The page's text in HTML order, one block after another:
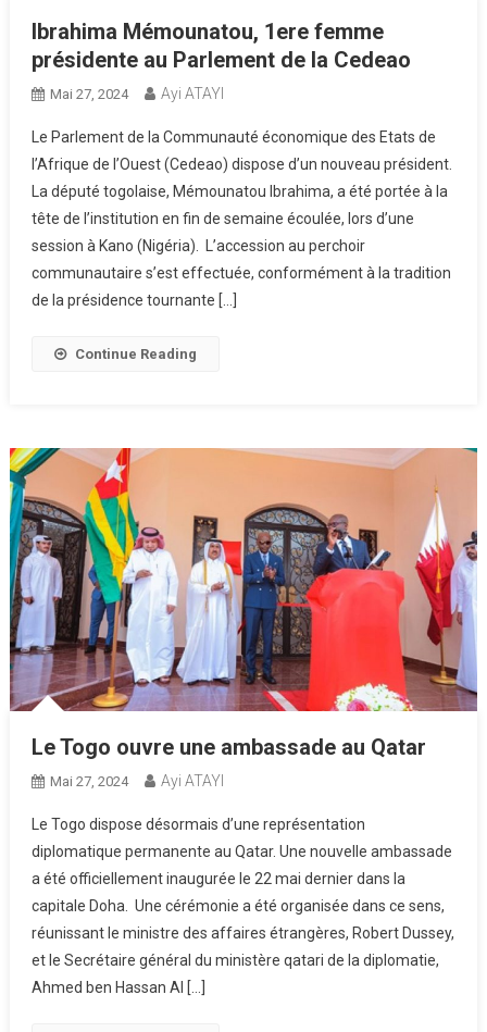
Ibrahima Mémounatou, 1ere femme
présidente au Parlement de la Cedeao
Mai 27, 2024 Ayi ATAYI
Le Parlement de la Communauté économique des Etats de
l’Afrique de l’Ouest (Cedeao) dispose d’un nouveau président.
La député togolaise, Mémounatou Ibrahima, a été portée à la
tête de l’institution en fin de semaine écoulée, lors d’une
session à Kano (Nigéria). L’accession au perchoir
communautaire s’est effectuée, conformément à la tradition
de la présidence tournante […]
Continue Reading
Le Togo ouvre une ambassade au Qatar
Mai 27, 2024 Ayi ATAYI
Le Togo dispose désormais d’une représentation
diplomatique permanente au Qatar. Une nouvelle ambassade
a été officiellement inaugurée le 22 mai dernier dans la
capitale Doha. Une cérémonie a été organisée dans ce sens,
réunissant le ministre des affaires étrangères, Robert Dussey,
et le Secrétaire général du ministère qatari de la diplomatie,
Ahmed ben Hassan Al […]